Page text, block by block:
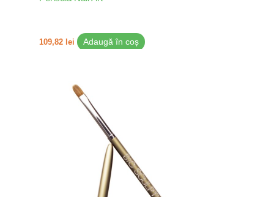
109,82 lei Adaugă în coș